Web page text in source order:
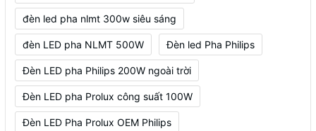
đèn led pha nlmt 300w siêu sáng
đèn LED pha NLMT 500W Đèn led Pha Philips
Đèn LED pha Philips 200W ngoài trời
Đèn LED pha Prolux công suất 100W
Đèn LED Pha Prolux OEM Philips